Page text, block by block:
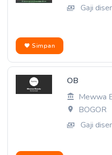
Gaji
Simpan
OB
Mewwa
BOGOR
Gaji